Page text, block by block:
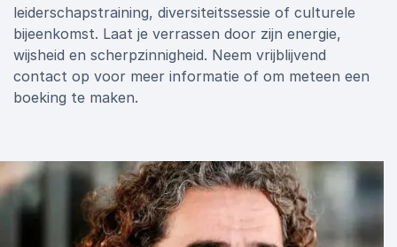
leiderschapstraining, diversiteitssessie of culturele
bijeenkomst. Laat je verrassen door zijn energie,
wijsheid en scherpzinnigheid. Neem vrijblijvend
contact op voor meer informatie of om meteen een
boeking te maken.